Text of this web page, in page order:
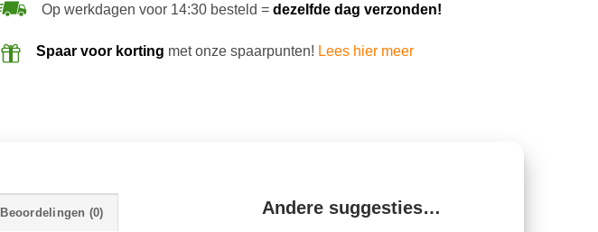
Op werkdagen voor 14:30 besteld = dezelfde dag verzonden!
Spaar voor korting met onze spaarpunten! Lees hier meer
Beoordelingen (0) Andere suggesties…